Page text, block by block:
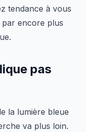
tendance à vous
encore plus
pas
la lumière bleue
va plus loin.